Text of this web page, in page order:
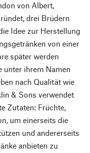
von Albert,
drei Brüdern
Idee zur Herstellung
von einer
später werden
unter ihrem Namen
nach Qualität wie
& Sons verwendet
Zutaten: Früchte,
um einerseits die
und andererseits
anbieten zu